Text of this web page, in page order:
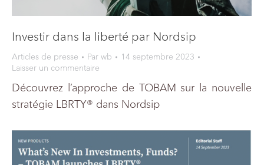
Investir dans la liberté par Nordsip
Articles de presse Par wb
14 septembre 2023
Laisser un commentaire
Découvrez l’approche de TOBAM sur la nouvelle
stratégie LBRTY® dans Nordsip